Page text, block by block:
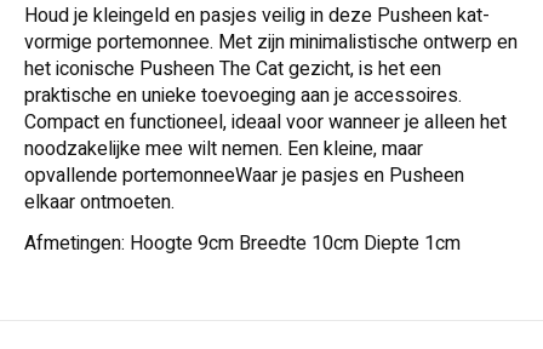
Houd je kleingeld en pasjes veilig in deze Pusheen kat-
vormige portemonnee. Met zijn minimalistische ontwerp en
het iconische Pusheen The Cat gezicht, is het een
praktische en unieke toevoeging aan je accessoires.
Compact en functioneel, ideaal voor wanneer je alleen het
noodzakelijke mee wilt nemen. Een kleine, maar
opvallende portemonneeWaar je pasjes en Pusheen
elkaar ontmoeten.
Afmetingen: Hoogte 9cm Breedte 10cm Diepte 1cm